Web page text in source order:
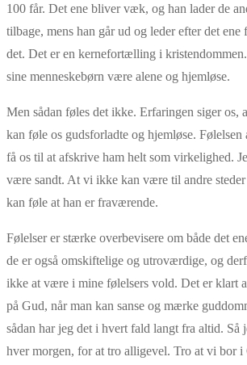
100 får. Det ene bliver væk, og han lader de
tilbage, mens han går ud og leder efter det
det. Det er en kernefortælling i
sine menneskebørn være alene og hjemløse.
Men sådan føles det ikke. Erfaringen siger os,
kan føle os gudsforladte og hjemløse.
få os til at afskrive ham helt som virkelighed.
være sandt. At vi ikke kan være til andre
kan føle at han er fraværende.
Følelser er stærke overbevisere om både det
de er også omskiftelige og utroværdige, og
ikke at være i mine følelsers vold. Det er klart
på Gud, når man kan sanse og mærke
sådan har jeg det i hvert fald langt fra altid. Så
hver morgen, for at tro alligevel. Tro at vi bor